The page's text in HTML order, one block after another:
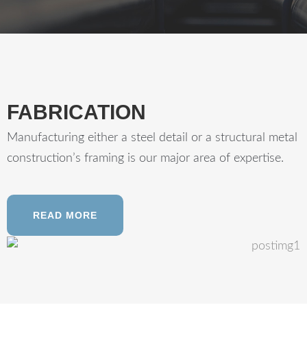
FABRICATION
Manufacturing either a steel detail or a structural metal
construction’s framing is our major area of expertise.
READ MORE